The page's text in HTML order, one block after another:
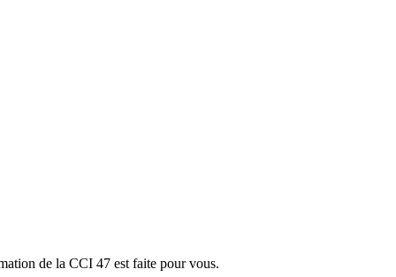
de la CCI 47 est faite pour vous.